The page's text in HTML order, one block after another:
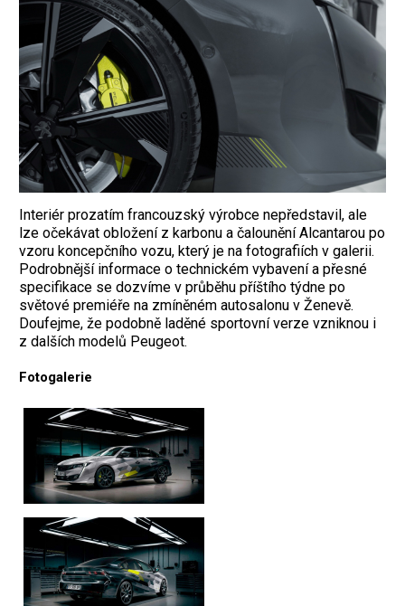
Interiér prozatím francouzský výrobce nepředstavil, ale
lze očekávat obložení z karbonu a čalounění Alcantarou po
vzoru koncepčního vozu, který je na fotografiích v galerii.
Podrobnější informace o technickém vybavení a přesné
specifikace se dozvíme v průběhu příštího týdne po
světové premiéře na zmíněném autosalonu v Ženevě.
Doufejme, že podobně laděné sportovní verze vzniknou i
z dalších modelů Peugeot.
Fotogalerie